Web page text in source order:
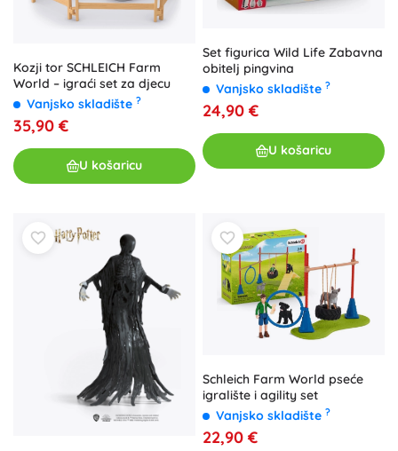
Kozji tor SCHLEICH Farm
World – igraći set za djecu
Vanjsko skladište ?
35,90 €
U košaricu
Set figurica Wild Life Zabavna
obitelj pingvina
Vanjsko skladište ?
24,90 €
U košaricu
Schleich Farm World pseće
igralište i agility set
Vanjsko skladište ?
22,90 €